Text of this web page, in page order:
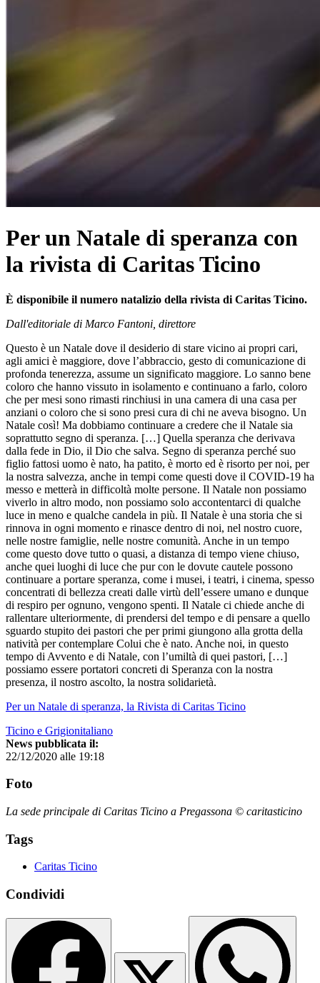
Per un Natale di speranza con
la rivista di Caritas Ticino
È disponibile il numero natalizio della rivista di Caritas Ticino.
Dall'editoriale di Marco Fantoni, direttore
Questo è un Natale dove il desiderio di stare vicino ai propri cari,
agli amici è maggiore, dove l’abbraccio, gesto di comunicazione di
profonda tenerezza, assume un significato maggiore. Lo sanno bene
coloro che hanno vissuto in isolamento e continuano a farlo, coloro
che per mesi sono rimasti rinchiusi in una camera di una casa per
anziani o coloro che si sono presi cura di chi ne aveva bisogno. Un
Natale così! Ma dobbiamo continuare a credere che il Natale sia
soprattutto segno di speranza. […] Quella speranza che derivava
dalla fede in Dio, il Dio che salva. Segno di speranza perché suo
figlio fattosi uomo è nato, ha patito, è morto ed è risorto per noi, per
la nostra salvezza, anche in tempi come questi dove il COVID-19 ha
messo e metterà in difficoltà molte persone. Il Natale non possiamo
viverlo in altro modo, non possiamo solo accontentarci di qualche
luce in meno e qualche candela in più. Il Natale è una storia che si
rinnova in ogni momento e rinasce dentro di noi, nel nostro cuore,
nelle nostre famiglie, nelle nostre comunità. Anche in un tempo
come questo dove tutto o quasi, a distanza di tempo viene chiuso,
anche quei luoghi di luce che pur con le dovute cautele possono
continuare a portare speranza, come i musei, i teatri, i cinema, spesso
concentrati di bellezza creati dalle virtù dell’essere umano e dunque
di respiro per ognuno, vengono spenti. Il Natale ci chiede anche di
rallentare ulteriormente, di prendersi del tempo e di pensare a quello
sguardo stupito dei pastori che per primi giungono alla grotta della
natività per contemplare Colui che è nato. Anche noi, in questo
tempo di Avvento e di Natale, con l’umiltà di quei pastori, […]
possiamo essere portatori concreti di Speranza con la nostra
presenza, il nostro ascolto, la nostra solidarietà.
Per un Natale di speranza, la Rivista di Caritas Ticino
Ticino e Grigionitaliano
News pubblicata il:
22/12/2020 alle 19:18
Foto
La sede principale di Caritas Ticino a Pregassona © caritasticino
Tags
Caritas Ticino
Condividi